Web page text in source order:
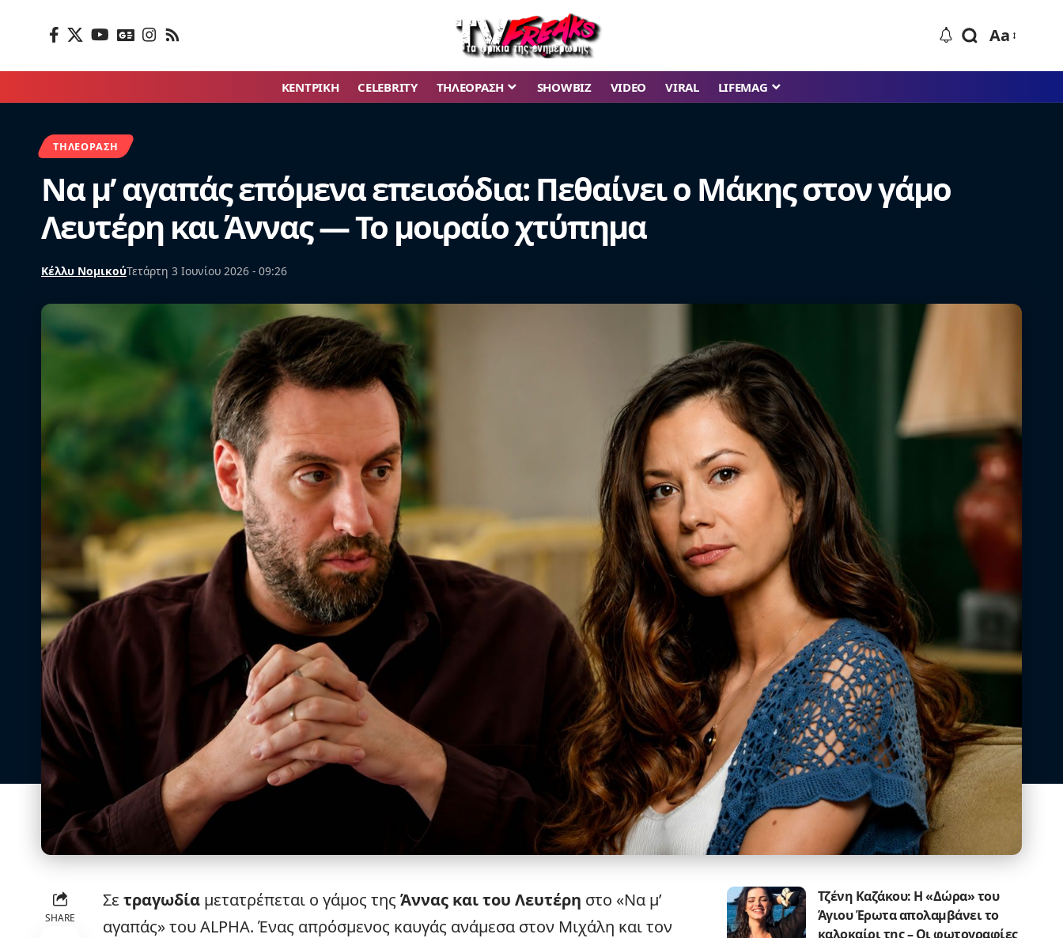
Aa
ΚΕΝΤΡΙΚΗ CELEBRITY ΤΗΛΕΟΡΑΣΗ SHOWBIZ VIDEO VIRAL LIFEMAG
ΤΗΛΕΌΡΑΣΗ
Να μ’ αγαπάς επόμενα επεισόδια: Πεθαίνει ο Μάκης στον γάμο
Λευτέρη και Άννας — Το μοιραίο χτύπημα
Κέλλυ ΝομικούΤετάρτη 3 Ιουνίου 2026 - 09:26
SHARE
Σε τραγωδία μετατρέπεται ο γάμος της Άννας και του Λευτέρη στο «Να μ’
αγαπάς» τουALPHA. Ένας απρόσμενος καυγάς ανάμεσα στον Μιχάλη και τον
Τζένη Καζάκου: Η «Δώρα» του
Άγιου Έρωτα απολαμβάνει το
καλοκαίρι της – Οι φωτογραφίες